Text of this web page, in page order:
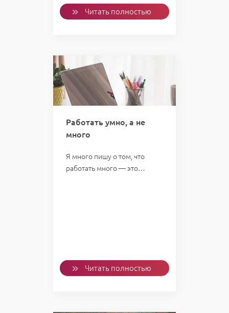
Читать полностью
Работать умно, а не
много
Я много пишу о том, что
работать много — это…
Читать полностью